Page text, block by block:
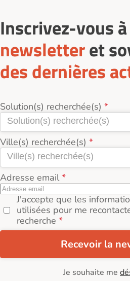
Inscrivez-vous
newsletteret
des dernières
Solution(s) recherchée(s)
Ville(s) recherchée(s)
Adresse email
J'accepte que les
utilisées pour me
recherche
Recevoir la
Je souhaite me